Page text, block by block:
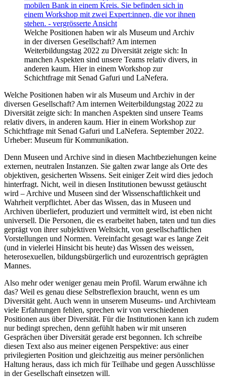
Welche Positionen haben wir als Museum und Archiv
in der diversen Gesellschaft? Am internen
Weiterbildungstag 2022 zu Diversität zeigte sich: In
manchen Aspekten sind unsere Teams relativ divers, in
anderen kaum. Hier in einem Workshop zur
Schichtfrage mit Senad Gafuri und LaNefera.
Welche Positionen haben wir als Museum und Archiv in der
diversen Gesellschaft? Am internen Weiterbildungstag 2022 zu
Diversität zeigte sich: In manchen Aspekten sind unsere Teams
relativ divers, in anderen kaum. Hier in einem Workshop zur
Schichtfrage mit Senad Gafuri und LaNefera. September 2022.
Urheber: Museum für Kommunikation.
Denn Museen und Archive sind in diesen Machtbeziehungen keine
externen, neutralen Instanzen. Sie galten zwar lange als Orte des
objektiven, gesicherten Wissens. Seit einiger Zeit wird dies jedoch
hinterfragt. Nicht, weil in diesen Institutionen bewusst getäuscht
wird – Archive und Museen sind der Wissenschaftlichkeit und
Wahrheit verpflichtet. Aber das Wissen, das in Museen und
Archiven überliefert, produziert und vermittelt wird, ist eben nicht
universell. Die Personen, die es erarbeitet haben, taten und tun dies
geprägt von ihrer subjektiven Weltsicht, von gesellschaftlichen
Vorstellungen und Normen. Vereinfacht gesagt war es lange Zeit
(und in vielerlei Hinsicht bis heute) das Wissen des weissen,
heterosexuellen, bildungsbürgerlich und eurozentrisch geprägten
Mannes.
Also mehr oder weniger genau mein Profil. Warum erwähne ich
das? Weil es genau diese Selbstreflexion braucht, wenn es um
Diversität geht. Auch wenn in unserem Museums- und Archivteam
viele Erfahrungen fehlen, sprechen wir von verschiedenen
Positionen aus über Diversität. Für die Institutionen kann ich zudem
nur bedingt sprechen, denn gefühlt haben wir mit unseren
Gesprächen über Diversität gerade erst begonnen. Ich schreibe
diesen Text also aus meiner eigenen Perspektive: aus einer
privilegierten Position und gleichzeitig aus meiner persönlichen
Haltung heraus, dass ich mich für Teilhabe und gegen Ausschlüsse
in der Gesellschaft einsetzen will.